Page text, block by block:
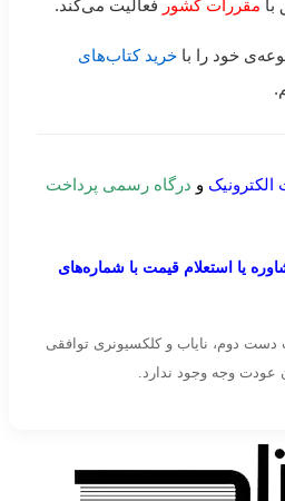
با مقررات کشور فعالیت می‌کند.
خود را با خرید کتاب‌های
الکترونیک و درگاه رسمی پرداخت
یا استعلام قیمت با شماره‌های
دوم، نایاب و کلکسیونری توافقی
عودت وجه وجود ندارد.